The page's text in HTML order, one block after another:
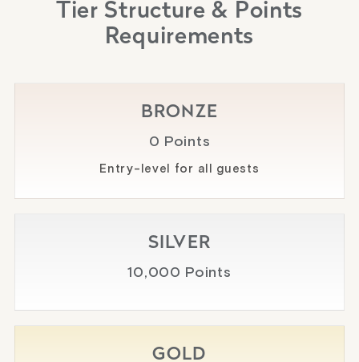
Tier Structure & Points
Requirements
BRONZE
0 Points
Entry-level for all guests
SILVER
10,000 Points
GOLD